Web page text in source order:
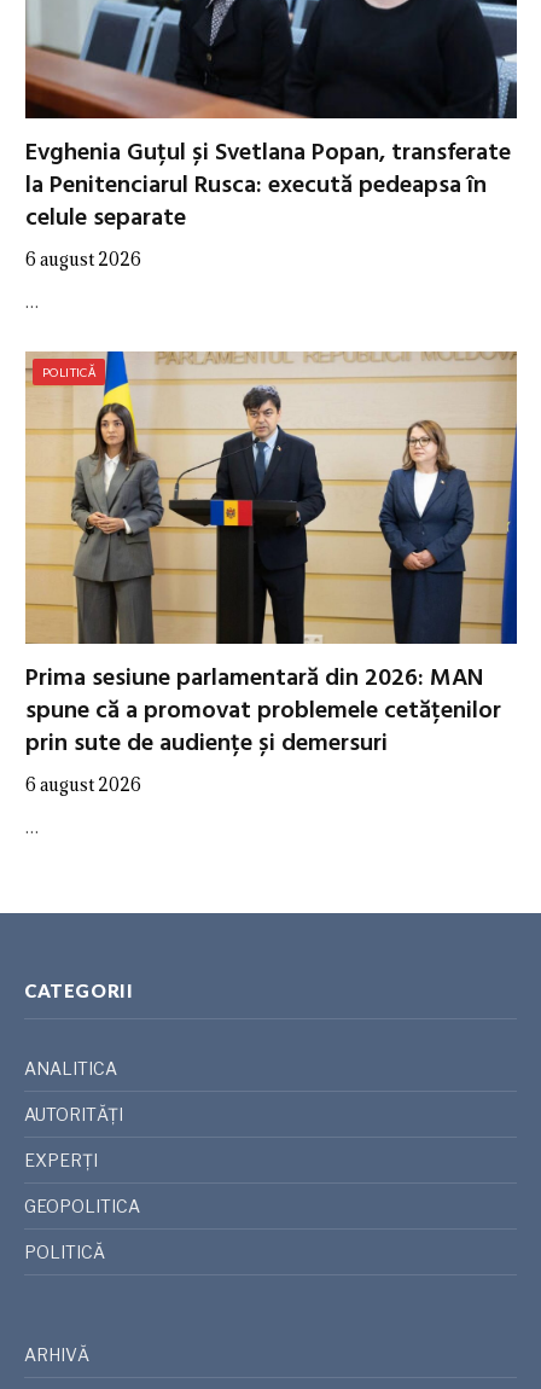
Evghenia Guțul și Svetlana Popan, transferate
la Penitenciarul Rusca: execută pedeapsa în
celule separate
6 august 2026
…
POLITICĂ
Prima sesiune parlamentară din 2026: MAN
spune că a promovat problemele cetățenilor
prin sute de audiențe și demersuri
6 august 2026
…
CATEGORII
ANALITICA
AUTORITĂȚI
EXPERȚI
GEOPOLITICA
POLITICĂ
ARHIVĂ